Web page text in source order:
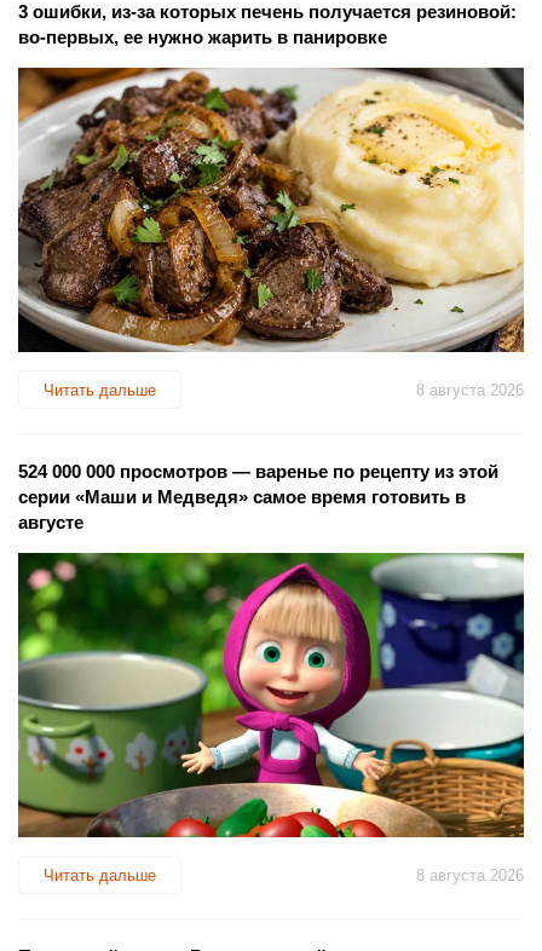
3 ошибки, из-за которых печень получается резиновой:
во-первых, ее нужно жарить в панировке
Читать дальше 8 августа 2026
524 000 000 просмотров — варенье по рецепту из этой
серии «Маши и Медведя» самое время готовить в
августе
Читать дальше 8 августа 2026